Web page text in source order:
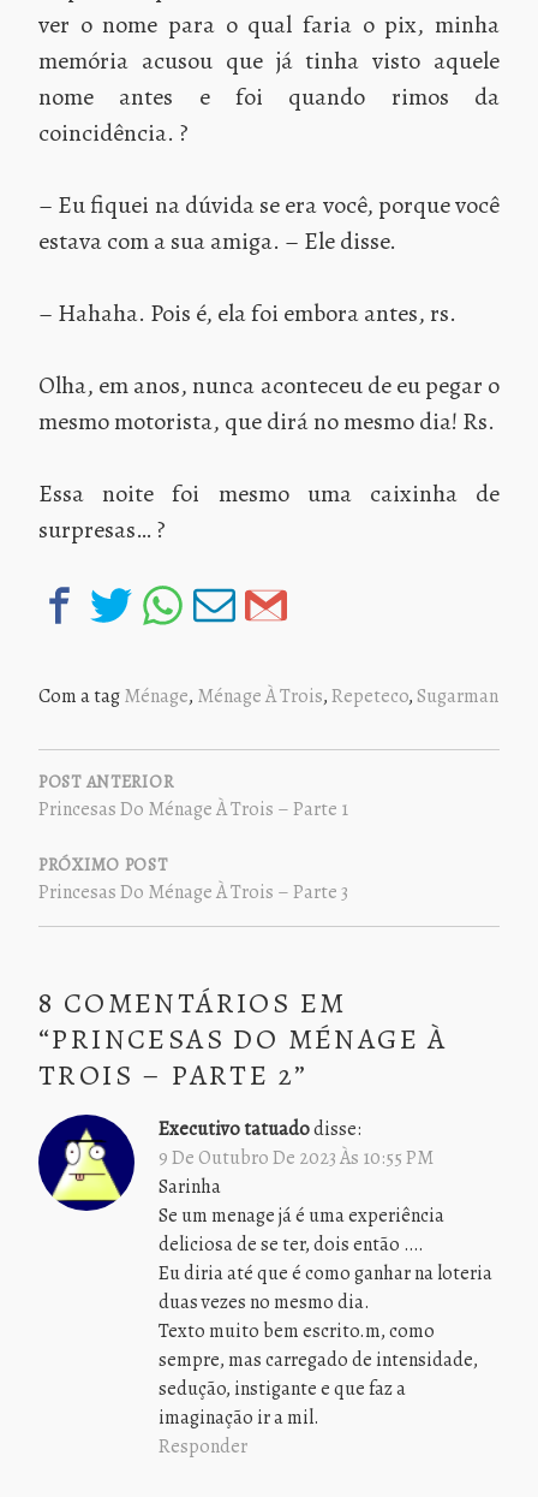
ver o nome para o qual faria o pix, minha
memória acusou que já tinha visto aquele
nome antes e foi quando rimos da
coincidência. ?
– Eu fiquei na dúvida se era você, porque você
estava com a sua amiga. – Ele disse.
– Hahaha. Pois é, ela foi embora antes, rs.
Olha, em anos, nunca aconteceu de eu pegar o
mesmo motorista, que dirá no mesmo dia! Rs.
Essa noite foi mesmo uma caixinha de
surpresas… ?
Com a tagMénage, Ménage À Trois,Repeteco,Sugarman
NAVEGAÇÃO
DE
POST
POST ANTERIOR
Princesas Do Ménage À Trois – Parte 1
PRÓXIMO POST
Princesas Do Ménage À Trois – Parte 3
8 COMENTÁRIOS EM
“PRINCESAS DO MÉNAGE À
TROIS – PARTE 2”
Executivo tatuadodisse:
9 De Outubro De 2023 Às 10:55 PM
Sarinha
Se um menage já é uma experiência
deliciosa de se ter, dois então ….
Eu diria até que é como ganhar na loteria
duas vezes no mesmo dia.
Texto muito bem escrito.m, como
sempre, mas carregado de intensidade,
sedução, instigante e que faz a
imaginação ir a mil.
Responder